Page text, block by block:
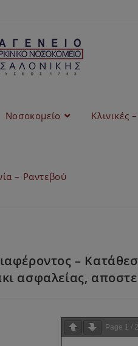
Νοσοκομείο Κλινικές
– Ραντεβού
–
ασφαλείας,
Page 1 / 2